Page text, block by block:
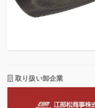
取り扱い卸企業